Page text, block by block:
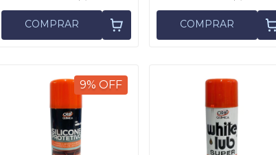
COMPRAR COMPRAR
9%OFF